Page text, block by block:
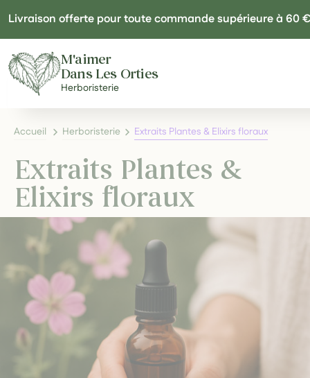
Livraison offerte pour toute commande supérieure à 60 €
M'aimer
Dans Les Orties
Herboristerie
Accueil Herboristerie Extraits Plantes & Elixirs floraux
Extraits Plantes &
Elixirs floraux